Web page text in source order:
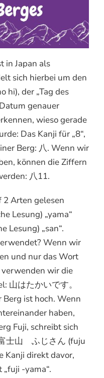
in Japan als
sich hierbei um den
der „Tag des
genauer
wieso gerade
Das Kanji für „8“,
Berg: 八. Wenn wir
können die Ziffern
八11.
2 Arten gelesen
Lesung) „yama“
Lesung) „san“.
Wenn wir
und nur das Wort
verwenden wir die
山はたかいです。
Berg ist hoch. Wenn
haben,
Fuji, schreibt sich
士山 ふじさん (fuju
Kanji direkt davor,
-yama“.